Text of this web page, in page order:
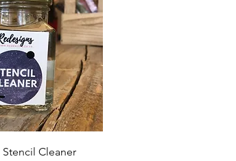
Vista rápida
Stencil Cleaner